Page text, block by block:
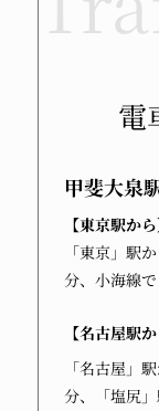
電
甲斐大泉
【東京駅から
「東京」駅
分、小海線
【名古屋駅か
「名古屋」
分、「塩尻